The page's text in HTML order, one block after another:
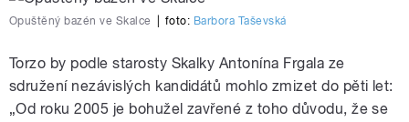
Opuštěný bazén ve Skalce foto: Barbora Taševská
Torzo by podle starosty Skalky Antonína Frgala ze
sdružení nezávislých kandidátů mohlo zmizet do pěti let:
„Od roku 2005 je bohužel zavřené z toho důvodu, že se